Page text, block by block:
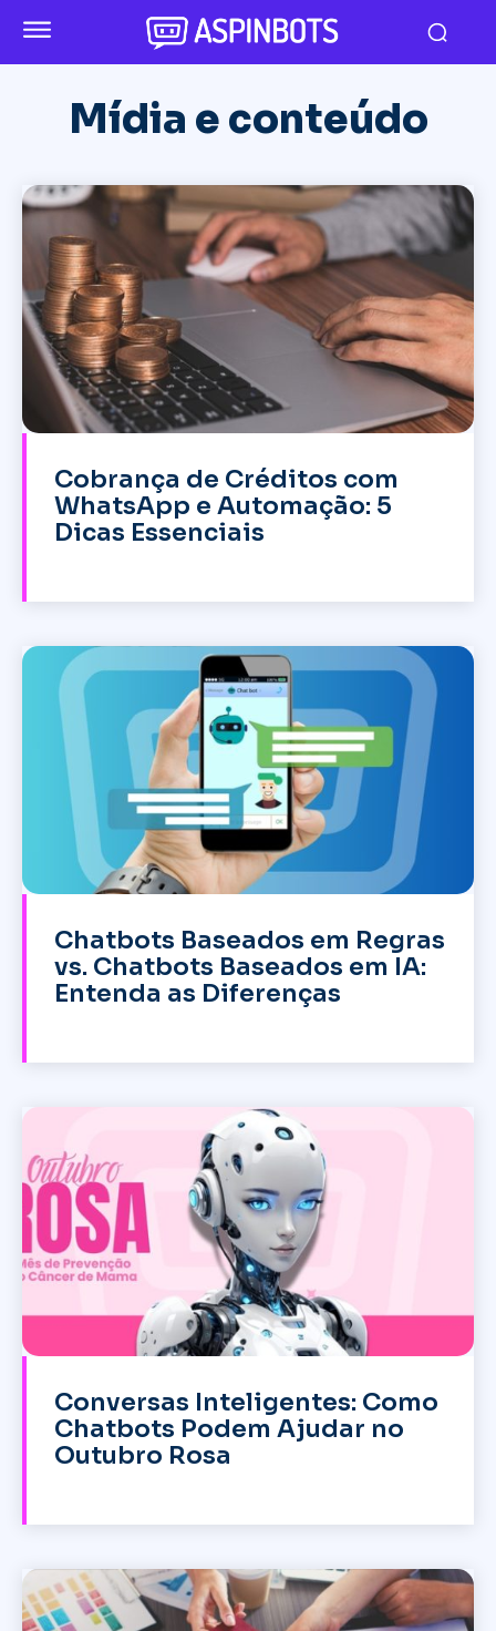
Mídia e conteúdo
Cobrança de Créditos com
WhatsApp e Automação: 5
Dicas Essenciais
Chatbots Baseados em Regras
vs. Chatbots Baseados em IA:
Entenda as Diferenças
Conversas Inteligentes: Como
Chatbots Podem Ajudar no
Outubro Rosa